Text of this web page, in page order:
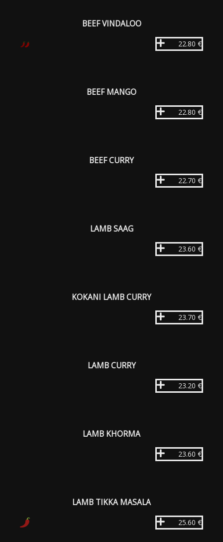
BEEF VINDALOO
22.80 €
BEEF MANGO
22.80 €
BEEF CURRY
22.70 €
LAMB SAAG
23.60 €
KOKANI LAMB CURRY
23.70 €
LAMB CURRY
23.20 €
LAMB KHORMA
23.60 €
LAMB TIKKA MASALA
25.60 €